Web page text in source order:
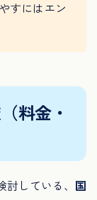
すにはエン
料金・
している、 国